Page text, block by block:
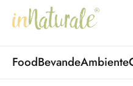
FoodBevandeAmbiente